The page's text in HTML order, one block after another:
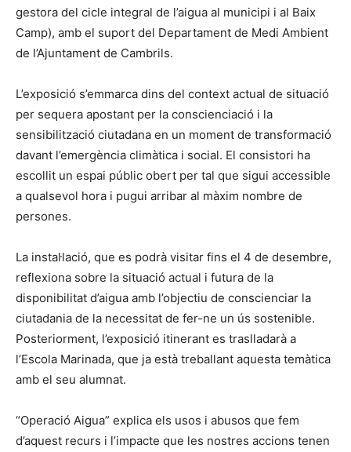
gestora del cicle integral de l’aigua al municipi i al Baix
Camp), amb el suport del Departament de Medi Ambient
de l’Ajuntament de Cambrils.
L’exposició s’emmarca dins del context actual de situació
per sequera apostant per la conscienciació i la
sensibilització ciutadana en un moment de transformació
davant l’emergència climàtica i social. El consistori ha
escollit un espai públic obert per tal que sigui accessible
a qualsevol hora i pugui arribar al màxim nombre de
persones.
La instal·lació, que es podrà visitar fins el 4 de desembre,
reflexiona sobre la situació actual i futura de la
disponibilitat d’aigua amb l’objectiu de conscienciar la
ciutadania de la necessitat de fer-ne un ús sostenible.
Posteriorment, l’exposició itinerant es traslladarà a
l’Escola Marinada, que ja està treballant aquesta temàtica
amb el seu alumnat.
“Operació Aigua” explica els usos i abusos que fem
d’aquest recurs i l’impacte que les nostres accions tenen